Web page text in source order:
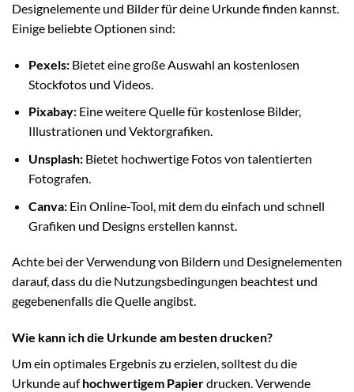
Designelemente und Bilder für deine Urkunde finden kannst.
Einige beliebte Optionen sind:
Pexels:Bietet eine große Auswahl an kostenlosen
Stockfotos und Videos.
Pixabay:Eine weitere Quelle für kostenlose Bilder,
Illustrationen und Vektorgrafiken.
Unsplash:Bietet hochwertige Fotos von talentierten
Fotografen.
Canva:Ein Online-Tool, mit dem du einfach und schnell
Grafiken und Designs erstellen kannst.
Achte bei der Verwendung von Bildern und Designelementen
darauf, dass du die Nutzungsbedingungen beachtest und
gegebenenfalls die Quelle angibst.
Wie kann ich die Urkunde am besten drucken?
Um ein optimales Ergebnis zu erzielen, solltest du die
Urkunde aufhochwertigem Papierdrucken. Verwende